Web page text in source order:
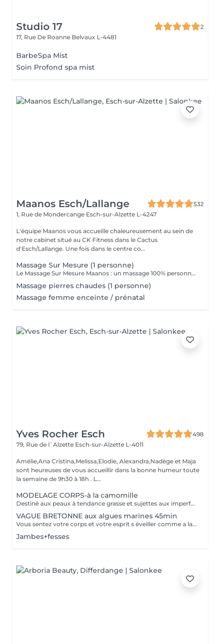
Studio 17
2
17, Rue De Roanne Belvaux L-4481
BarbeSpa Mist
Soin Profond spa mist
Maanos Esch/Lallange
532
1, Rue de Mondercange Esch-sur-Alzette L-4247
L'équipe Maanos vous accueille chaleureusement au sein de
notre cabinet situé au CK Fitness dans le Cactus
d'Esch/Lallange. Une fois dans le centre co...
Massage Sur Mesure (1 personne)
Le Massage Sur Mesure Maanos : un massage 100% personnalisé en fonction de vos besoins et de vos envies !
Massage pierres chaudes (1 personne)
Massage femme enceinte / prénatal
Yves Rocher Esch
498
79, Rue de l`Alzette Esch-sur-Alzette L-4011
Amélie,Ana Cristina,Melissa,Elodie, Alexandra,Nadège et Maja
sont heureuses de vous accueillir dans la bonne humeur toute
la semaine de 9h30 à 18h . L...
MODELAGE CORPS-à la camomille
Destiné aux peaux à tendance grasse et sujettes aux imperfections, ce soin purifie votre dos. Les mains de notre experte nettoient minutieusement votre peau et procèdent à un gommage désincrustant. Votre dos est net et purifié en profondeur. Bénéfices : Votre dos est net et purifié en profondeur.
VAGUE BRETONNE aux algues marines 45min
Vous sentez votre corps et votre esprit s éveiller comme a la suite d un bain dans l OCEAN. Vous vous tonicité et leur confort. sentez légère et revitalisée. Vos jambes retrouvent leur tonicité et leur confort
Jambes+fesses